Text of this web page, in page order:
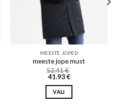
MEESTE JOPED
meeste jope must
52.41€
41.93€
VALI